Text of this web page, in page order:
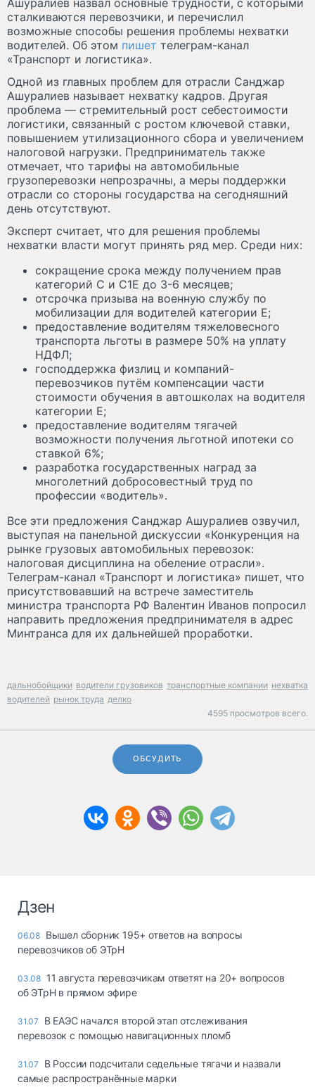
сталкиваются перевозчики, и перечислил
возможные способы решения проблемы нехватки
водителей. Об этом пишет телеграм-канал
«Транспорт и логистика».
Одной из главных проблем для отрасли Санджар
Ашуралиев называет нехватку кадров. Другая
проблема — стремительный рост себестоимости
логистики, связанный с ростом ключевой ставки,
повышением утилизационного сбора и увеличением
налоговой нагрузки. Предприниматель также
отмечает, что тарифы на автомобильные
грузоперевозки непрозрачны, а меры поддержки
отрасли со стороны государства на сегодняшний
день отсутствуют.
Эксперт считает, что для решения проблемы
нехватки власти могут принять ряд мер. Среди них:
сокращение срока между получением прав
категорий С и С1Е до 3-6 месяцев;
отсрочка призыва на военную службу по
мобилизации для водителей категории Е;
предоставление водителям тяжеловесного
транспорта льготы в размере 50% на уплату
НДФЛ;
господдержка физлиц и компаний-
перевозчиков путём компенсации части
стоимости обучения в автошколах на водителя
категории Е;
предоставление водителям тягачей
возможности получения льготной ипотеки со
ставкой 6%;
разработка государственных наград за
многолетний добросовестный труд по
профессии «водитель».
Все эти предложения Санджар Ашуралиев озвучил,
выступая на панельной дискуссии «Конкуренция на
рынке грузовых автомобильных перевозок:
налоговая дисциплина на обеление отрасли».
Телеграм-канал «Транспорт и логистика» пишет, что
присутствовавший на встрече заместитель
министра транспорта РФ Валентин Иванов попросил
направить предложения предпринимателя в адрес
Минтранса для их дальнейшей проработки.
дальнобойщики водители грузовиков транспортные компании нехватка
водителей рынок труда делко
4595 просмотров всего.
ОБСУДИТЬ
Дзен
06.08 Вышел сборник 195+ ответов на вопросы
перевозчиков об ЭТрН
03.08 11 августа перевозчикам ответят на 20+ вопросов
об ЭТрН в прямом эфире
31.07
В ЕАЭС начался второй этап отслеживания
перевозок с помощью навигационных пломб
31.07
В России подсчитали седельные тягачи и назвали
самые распространённые марки